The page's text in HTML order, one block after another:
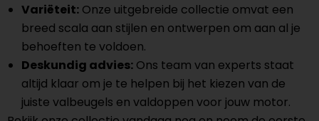
Variëteit: Onze uitgebreide collectie omvat een
breed scala aan stijlen en ontwerpen om aan al je
behoeften te voldoen.
Deskundig advies: Ons team van experts staat
altijd klaar om je te helpen bij het kiezen van de
juiste valbeugels en valdoppen voor jouw motor.